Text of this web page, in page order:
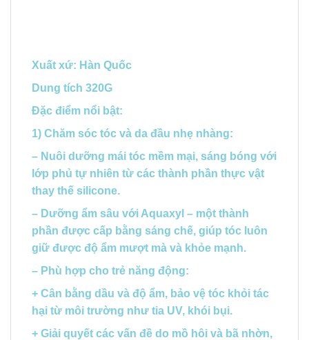
Xuất xứ: Hàn Quốc
Dung tích 320G
Đặc điểm nổi bật:
1) Chăm sóc tóc và da đầu nhẹ nhàng:
– Nuôi dưỡng mái tóc mềm mại, sáng bóng với
lớp phủ tự nhiên từ các thành phần thực vật
thay thế silicone.
– Dưỡng ẩm sâu với Aquaxyl – một thành
phần được cấp bằng sáng chế, giúp tóc luôn
giữ được độ ẩm mượt mà và khỏe mạnh.
– Phù hợp cho trẻ năng động:
+ Cân bằng dầu và độ ẩm, bảo vệ tóc khỏi tác
hại từ môi trường như tia UV, khói bụi.
+ Giải quyết các vấn đề do mồ hôi và bã nhờn,